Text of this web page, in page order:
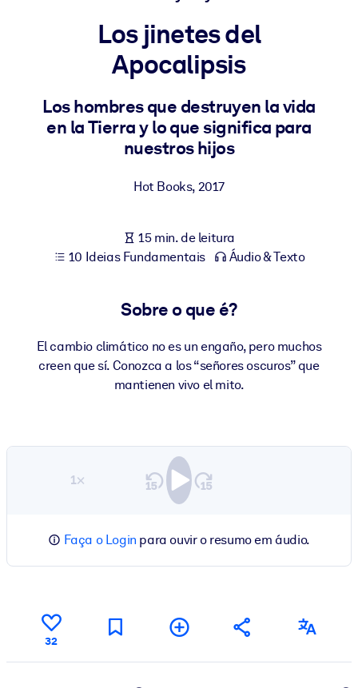
Para LMS/LXP
Leve conhecimento verificado e conciso para seu LMS/LXP para
resultados de aprendizagem mais sólidos.
Para bibliotecas corporativas
negócios confiável e pronto para uso.
Alimente seus sistemas de IA com conhecimento confiável e
estruturado para melhorar os resultados.
Los jinetes del
Apocalipsis
Los hombres que destruyen la vida
en la Tierra y lo que significa para
nuestros hijos
Hot Books, 2017
15 min. de leitura
10 Ideias Fundamentais
Áudio & Texto
Sobre o que é?
El cambio climático no es un engaño, pero muchos
creen que sí. Conozca a los “señores oscuros” que
mantienen vivo el mito.
1×
Faça o Login para ouvir o resumo em áudio.
32